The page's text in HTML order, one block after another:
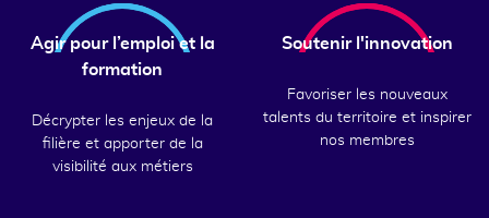
Agir pour l’emploi et la
formation
Décrypter les enjeux de la
filière et apporter de la
visibilité aux métiers
Soutenir l'innovation
Favoriser les nouveaux
talents du territoire et inspirer
nos membres